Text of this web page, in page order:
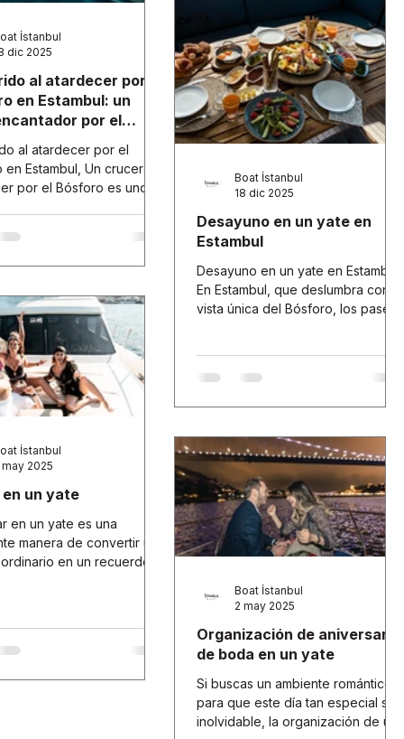
al atardecer por el
en Estambul: un
por el
al atardecer por el
Estambul, Un crucero al
por el Bósforo es uno
en el corazón de la
las aguas del
inolvidable.
İstanbul
dic 2025
Desayuno en un yate en
Estambul
Desayuno en un yate en Estambul,
En Estambul, que deslumbra con
vista única del Bósforo, los paseos
barco ofrece tanto una comida
deliciosa como la oportunidad de
Bósforo en su máxima expresión.
En este artículo, exploraremos las
razones y los detalles para
disfrutar de los paseos en barco
con desayuno organizados para
descubrir las bellezas de Es
Boat İstanbul
18 dic 2025
en un yate
en un yate es una
manera de convertir un
en un recuerdo
İstanbul
may 2025
Organización de aniversario
de boda en un yate
Si buscas un ambiente romántico
para que este día tan especial sea
inolvidable, la organización de un
Boat İstanbul
2 may 2025